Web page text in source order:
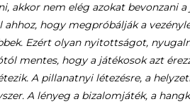
akkor nem elég azokat bevonzani
hogy megpróbálják a
Ezért olyan nyitottságot,
mentes, hogy a játékosok azt
A pillanatnyi létezésre, a
A lényeg a bizalomjáték, a